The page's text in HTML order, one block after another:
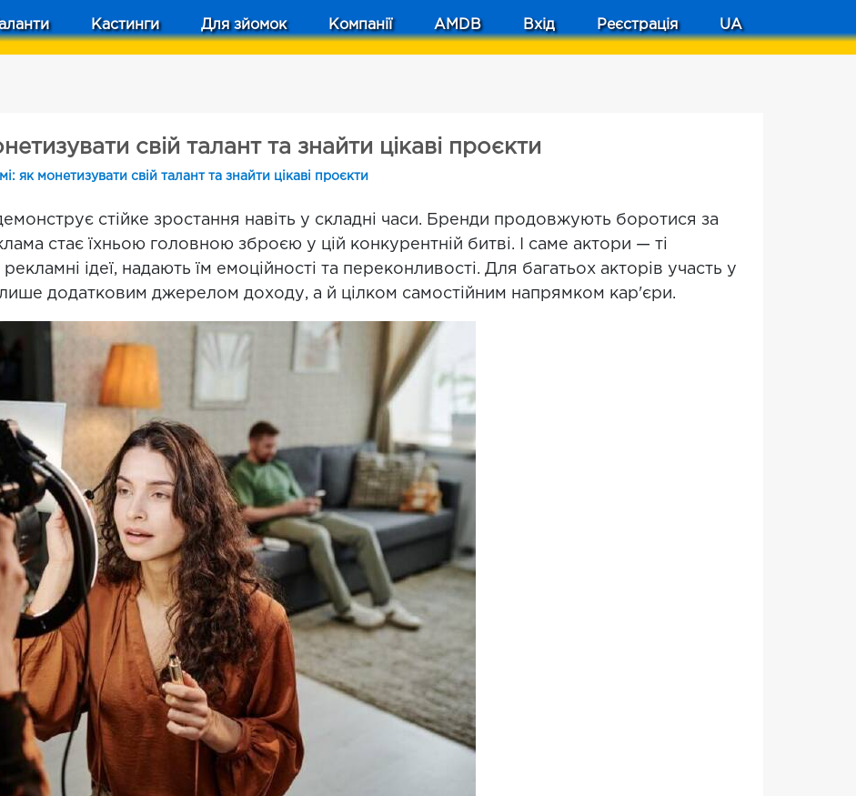
Кастинги Для зйомок Компанії AMDB Вхід Реєстрація UA
свій талант та знайти цікаві проєкти
як монетизувати свій талант та знайти цікаві проєкти
стійке зростання навіть у складні часи. Бренди продовжують боротися за
стає їхньою головною зброєю у цій конкурентній битві. І саме актори — ті
ідеї, надають їм емоційності та переконливості. Для багатьох акторів участь у
додатковим джерелом доходу, а й цілком самостійним напрямком кар'єри.